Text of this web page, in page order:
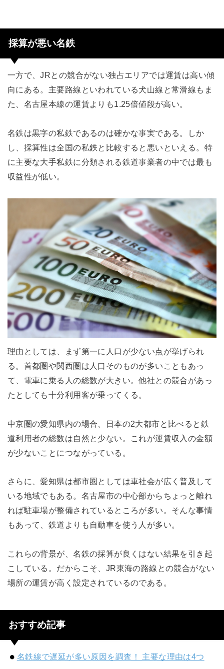
採算が悪い名鉄
一方で、JRとの競合がない独占エリアでは運賃は高い傾
向にある。主要路線といわれている犬山線と常滑線もま
た、名古屋本線の運賃よりも1.25倍値段が高い。
名鉄は黒字の私鉄であるのは確かな事実である。しか
し、採算性は全国の私鉄と比較すると悪いといえる。特
に主要な大手私鉄に分類される鉄道事業者の中では最も
収益性が低い。
理由としては、まず第一に人口が少ない点が挙げられ
る。首都圏や関西圏は人口そのものが多いこともあっ
て、電車に乗る人の総数が大きい。他社との競合があっ
たとしても十分利用客が乗ってくる。
中京圏の愛知県内の場合、日本の2大都市と比べると鉄
道利用者の総数は自然と少ない。これが運賃収入の金額
が少ないことにつながっている。
さらに、愛知県は都市圏としては車社会が広く普及して
いる地域でもある。名古屋市の中心部からちょっと離れ
れば駐車場が整備されているところが多い。そんな事情
もあって、鉄道よりも自動車を使う人が多い。
これらの背景が、名鉄の採算が良くはない結果を引き起
こしている。だからこそ、JR東海の路線との競合がない
場所の運賃が高く設定されているのである。
おすすめ記事
名鉄線で遅延が多い原因を調査！ 主要な理由は4つ